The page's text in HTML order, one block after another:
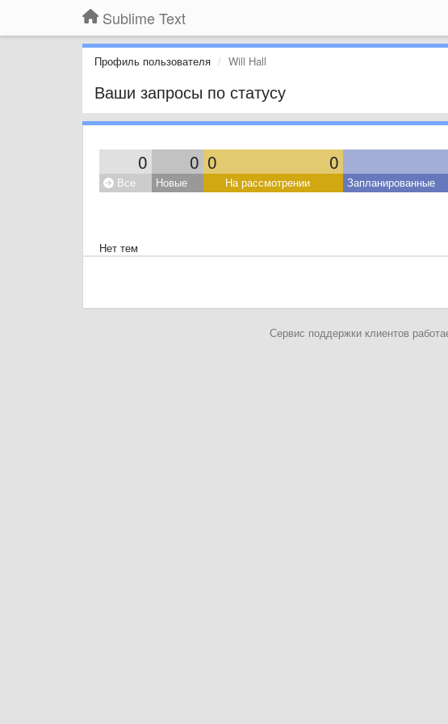
Sublime Text
Профиль пользователя Will Hall
Ваши запросы по статусу
0 0 0 0
Все Новые На рассмотрении Запланированные
Нет тем
Сервис поддержки клиентов